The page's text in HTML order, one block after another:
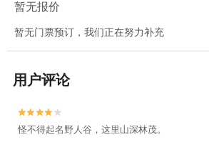
暂无报价
暂无门票预订，我们正在努力补充
用户评论


怪不得起名野人谷，这里山深林茂。